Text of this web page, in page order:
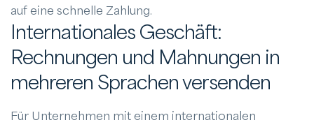
auf eine schnelle Zahlung.
Internationales Geschäft:
Rechnungen und Mahnungen in
mehreren Sprachen versenden
Für Unternehmen mit einem internationalen